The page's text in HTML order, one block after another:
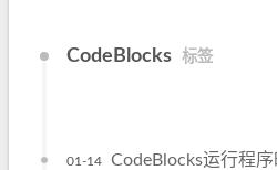
CodeBlocks 标签
CodeBlocks运行程
01-14